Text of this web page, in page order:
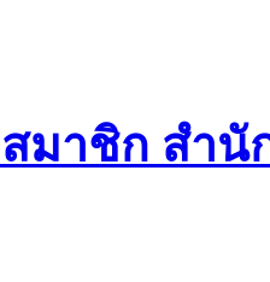
มาชิก สำนั